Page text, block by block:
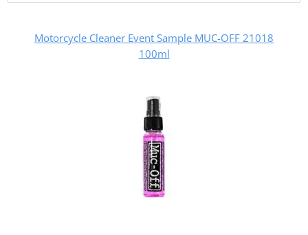
Motorcycle Cleaner Event Sample MUC-OFF 21018
100ml